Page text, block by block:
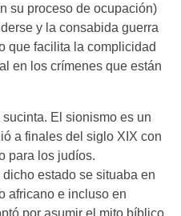
su proceso de ocupación)
y la consabida guerra
que facilita la complicidad
en los crímenes que están
El sionismo es un
a finales del siglo XIX con
para los judíos.
estado se situaba en
africano e incluso en
por asumir el mito bíblico